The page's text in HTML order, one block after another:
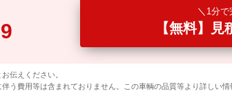
1分で
【無料】
伝えください。
う費用等は含まれておりません。この車輌の品質等より詳しい情